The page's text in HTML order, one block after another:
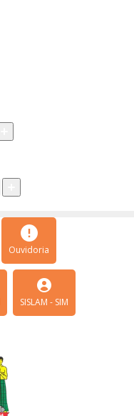
Ouvidoria
SISLAM - SIM